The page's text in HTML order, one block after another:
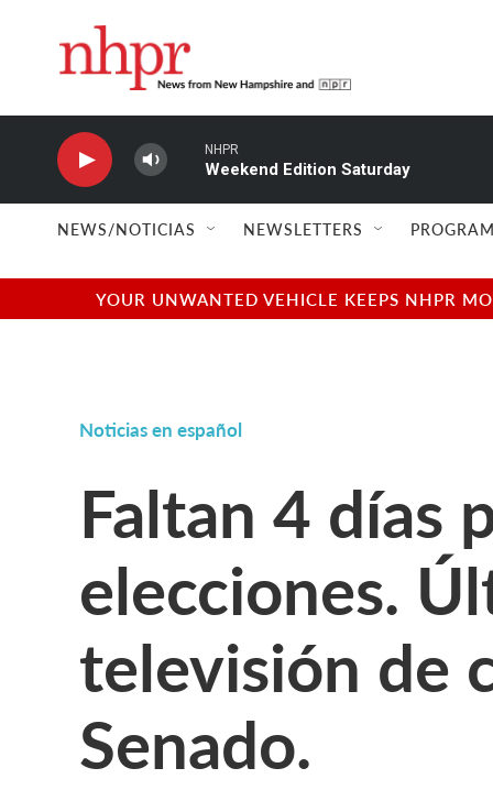
NHPR
Weekend Edition Saturday
NEWS/NOTICIAS NEWSLETTERS
YOUR UNWANTED VEHICLE KEEPS NHPR
Noticias en español
Faltan 4 días
elecciones.
televisión de
Senado.